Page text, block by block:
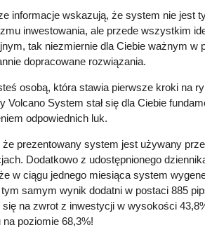
informacje wskazują, że system nie jest
inwestowania, ale przede wszystkim
tak niezmiernie dla Ciebie ważnym w
dopracowane rozwiązania.
osobą, która stawia pierwsze kroki na
Volcano System stał się dla Ciebie
odpowiednich luk.
że prezentowany system jest używany
Dodatkowo z udostępnionego
w ciągu jednego miesiąca system
tym samym wynik dodatni w postaci 885
się na zwrot z inwestycji w wysokości
poziomie 68,3%!